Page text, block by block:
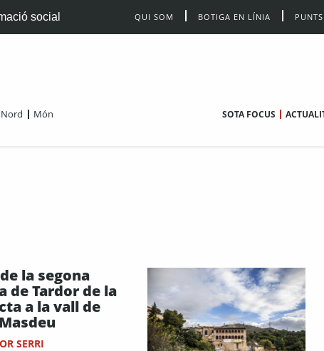
social QUI SOM BOTIGA EN LÍNIA
Món SOTA FOCUS
la segona
de Tardor de la
a la vall de
SERRI